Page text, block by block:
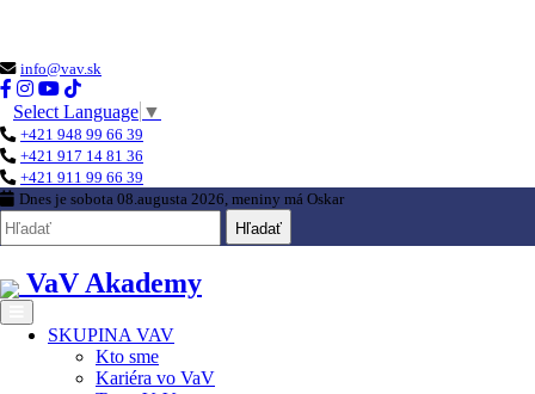
info@vav.sk
Select Language ▼
+421 948 99 66 39
+421 917 14 81 36
+421 911 99 66 39
Dnes je sobota 08.augusta 2026, meniny má Oskar
Hľadať
VaV Akademy
SKUPINA VAV
Kto sme
Kariéra vo VaV